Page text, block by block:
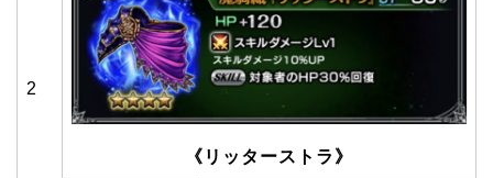
2
《リッターストラ》